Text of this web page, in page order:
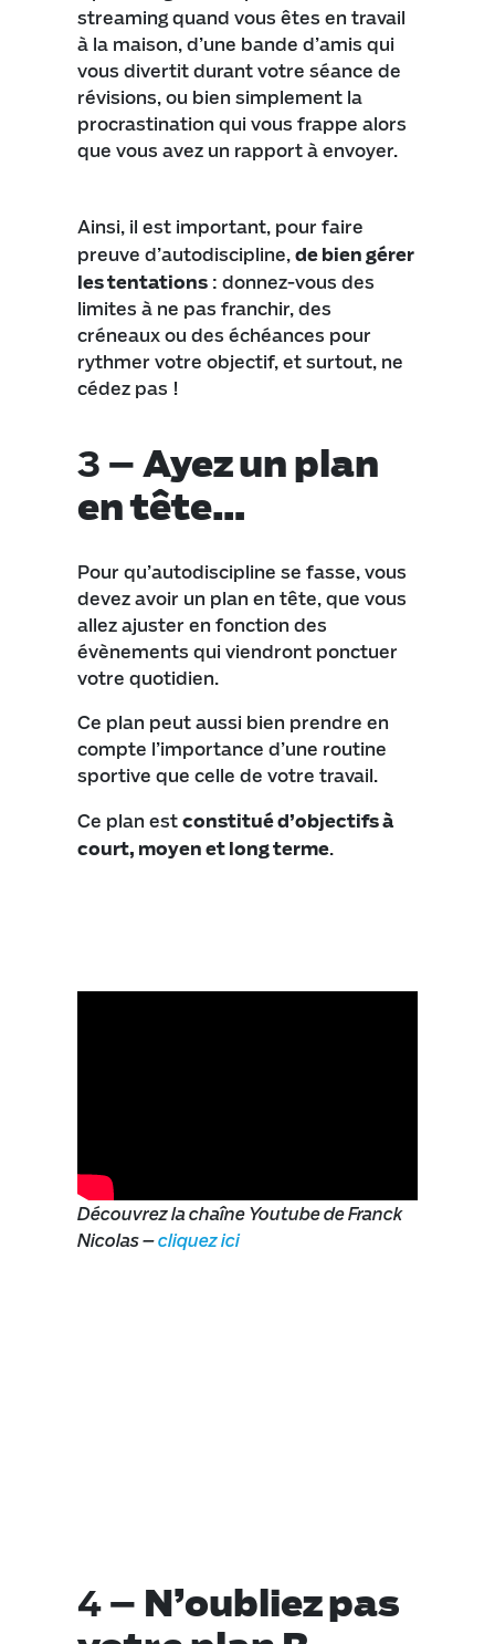
streaming quand vous êtes en travail
à la maison, d’une bande d’amis qui
vous divertit durant votre séance de
révisions, ou bien simplement la
procrastination qui vous frappe alors
que vous avez un rapport à envoyer.
Ainsi, il est important, pour faire
preuve d’autodiscipline,de bien gérer
les tentations : donnez-vous des
limites à ne pas franchir, des
créneaux ou des échéances pour
rythmer votre objectif, et surtout, ne
cédez pas !
3 –Ayez un plan
en tête…
Pour qu’autodiscipline se fasse, vous
devez avoir un plan en tête, que vous
allez ajuster en fonction des
évènements qui viendront ponctuer
votre quotidien.
Ce plan peut aussi bien prendre en
compte l’importance d’une routine
sportive que celle de votre travail.
Ce plan estconstitué d’objectifs à
court, moyen et long terme.
Découvrez la chaîne Youtube de Franck
Nicolas –cliquez ici
4 – N’oubliez pas